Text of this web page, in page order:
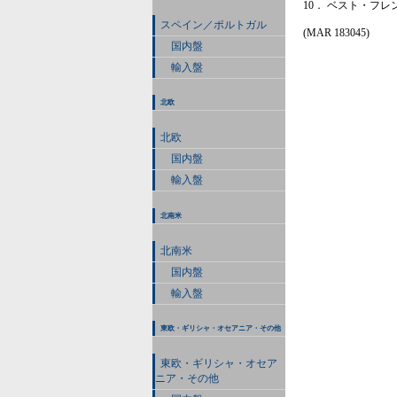
スペイン／ポルトガル
国内盤
輸入盤
北欧
北欧
国内盤
輸入盤
北南米
北南米
国内盤
輸入盤
東欧・ギリシャ・オセアニア・その他
東欧・ギリシャ・オセア
ニア・その他
10． ベスト・フレ
(MAR 183045)